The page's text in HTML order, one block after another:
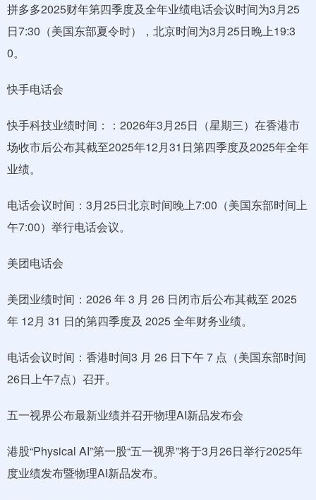
拼多多2025财年第四季度及全年业绩电话会议时间为3月25
日7:30（美国东部夏令时），北京时间为3月25日晚上19:3
0。
快手电话会
快手科技业绩时间：：2026年3月25日（星期三）在香港市
场收市后公布其截至2025年12月31日第四季度及2025年全年
业绩。
电话会议时间：3月25日北京时间晚上7:00（美国东部时间上
午7:00）举行电话会议。
美团电话会
美团业绩时间：2026 年 3 月 26 日闭市后公布其截至 2025
年 12月 31 日的第四季度及 2025 全年财务业绩。
电话会议时间：香港时间3 月 26 日下午 7 点（美国东部时间
26日上午7点）召开。
五一视界公布最新业绩并召开物理AI新品发布会
港股“Physical AI”第一股“五一视界”将于3月26日举行2025年
度业绩发布暨物理AI新品发布。